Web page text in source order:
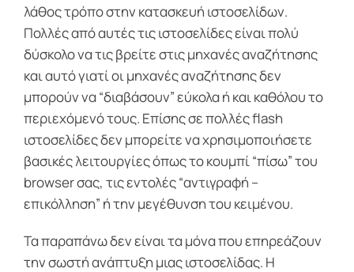
λάθος τρόπο στην κατασκευή ιστοσελίδων.
Πολλές από αυτές τις ιστοσελίδες είναι πολύ
δύσκολο να τις βρείτε στις μηχανές αναζήτησης
και αυτό γιατί οι μηχανές αναζήτησης δεν
μπορούν να “διαβάσουν” εύκολα ή και καθόλου το
περιεχόμενό τους. Επίσης σε πολλές flash
ιστοσελίδες δεν μπορείτε να χρησιμοποιήσετε
βασικές λειτουργίες όπως το κουμπί “πίσω” του
browser σας, τις εντολές “αντιγραφή –
επικόλληση” ή την μεγέθυνση του κειμένου.
Τα παραπάνω δεν είναι τα μόνα που επηρεάζουν
την σωστή ανάπτυξη μιας ιστοσελίδας. Η